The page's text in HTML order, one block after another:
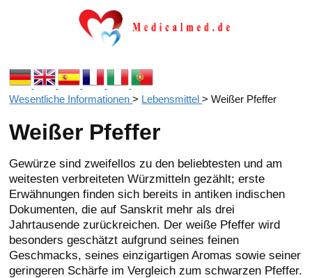
Wesentliche Informationen> Lebensmittel>Weißer Pfeffer
Weißer Pfeffer
Gewürze sind zweifellos zu den beliebtesten und am
weitesten verbreiteten Würzmitteln gezählt; erste
Erwähnungen finden sich bereits in antiken indischen
Dokumenten, die auf Sanskrit mehr als drei
Jahrtausende zurückreichen. Der weiße Pfeffer wird
besonders geschätzt aufgrund seines feinen
Geschmacks, seines einzigartigen Aromas sowie seiner
geringeren Schärfe im Vergleich zum schwarzen Pfeffer.